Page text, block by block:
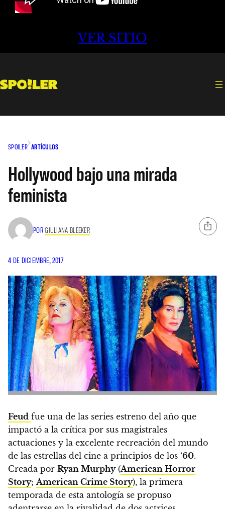
VER SITIO
SPOILER ARTÍCULOS
Hollywood bajo una mirada
feminista
PORGIULIANA BLEEKER
4 DE DICIEMBRE, 2017
Feud fue una de las series estreno del año que
impactó a la crítica por sus magistrales
actuaciones y la excelente recreación del mundo
de las estrellas del cine a principios de los ‘60.
Creada por Ryan Murphy(American Horror
Story;American Crime Story), la primera
temporada de esta antología se propuso